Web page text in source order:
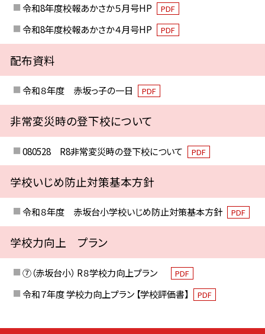
令和8年度校報あかさか５月号HP PDF
令和8年度校報あかさか４月号HP PDF
配布資料
令和８年度 赤坂っ子の一日 PDF
非常変災時の登下校について
080528 R8非常変災時の登下校について PDF
学校いじめ防止対策基本方針
令和８年度 赤坂台小学校いじめ防止対策基本方針 PDF
学校力向上 プラン
⑦（赤坂台小） R８学校力向上プラン PDF
令和７年度 学校力向上プラン 【学校評価書】 PDF